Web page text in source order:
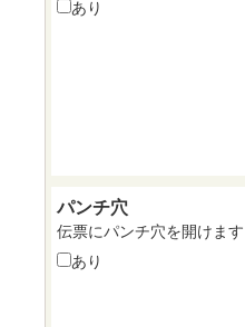
あり
パンチ穴
伝票にパンチ穴を開けます
あり